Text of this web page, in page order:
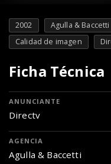
2002 Agulla & Baccetti
Calidad de imagen
Ficha Técnica
ANUNCIANTE
Directv
AGENCIA
Agulla & Baccetti